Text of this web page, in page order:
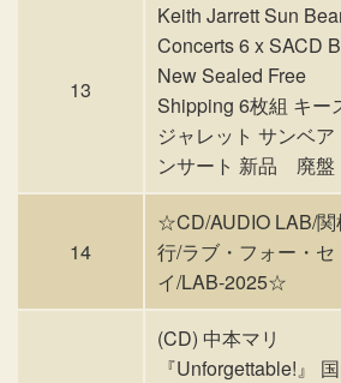
13
Keith Jarrett Sun
Concerts 6 x SACD
New Sealed Free
Shipping 6枚組 キー
ジャレット サンベア
ンサート 新品 廃盤
14
☆CD/AUDIO LAB/関
行/ラブ・フォー・セ
イ/LAB-2025☆
(CD) 中本マリ
『Unforgettable!』